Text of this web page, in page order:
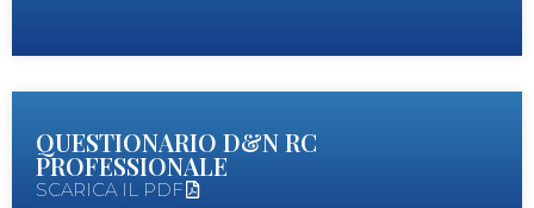
QUESTIONARIO D&N RC
PROFESSIONALE
SCARICA IL PDF